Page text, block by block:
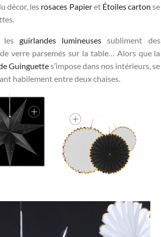
décor, les rosaces Papieret Étoiles carton se
lesguirlandes lumineuses subliment des
verre parsemés sur la table… Alors que la
Guinguettes’impose dans nos intérieurs, se
habilement entre deux chaises.